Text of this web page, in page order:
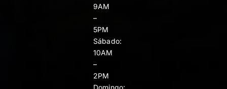
9AM
–
5PM
Sábado:
10AM
–
2PM